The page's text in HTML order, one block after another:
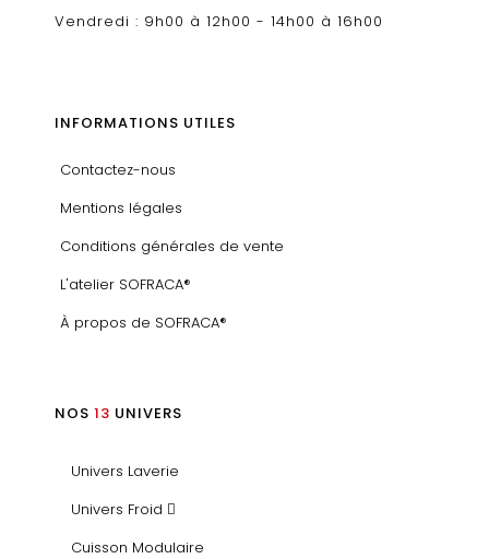
Vendredi : 9h00 à 12h00 - 14h00 à 16h00
INFORMATIONS UTILES
Contactez-nous
Mentions légales
Conditions générales de vente
L'atelier SOFRACA®
À propos de SOFRACA®
NOS 13 UNIVERS
Univers Laverie
Univers Froid
Cuisson Modulaire